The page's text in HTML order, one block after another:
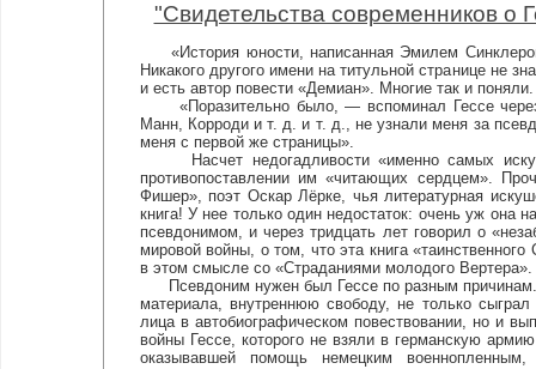
"Свидетельства современников о
«История юности, написанная Эмилем
Никакого другого имени на титульной странице не
и есть автор повести «Демиан». Многие так и поняли.
«Поразительно было, — вспоминал Гессе
Манн, Корроди и т. д. и т. д., не узнали меня за
меня с первой же страницы».
Насчет недогадливости «именно самых
противопоставлении им «читающих сердцем».
Фишер», поэт Оскар Лёрке, чья литературная
книга! У нее только один недостаток: очень уж она
псевдонимом, и через тридцать лет говорил о
мировой войны, о том, что эта книга
в этом смысле со «Страданиями молодого Вертера».
Псевдоним нужен был Гессе по разным причинам.
материала, внутреннюю свободу, не только
лица в автобиографическом повествовании, но и
войны Гессе, которого не взяли в германскую
оказывавшей помощь немецким